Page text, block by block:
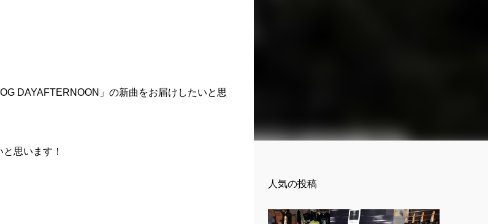
DAYAFTERNOON」の新曲をお届けしたいと思
思います！
人気の投稿